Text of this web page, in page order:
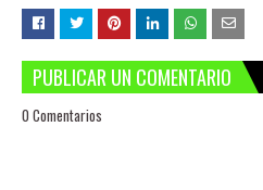
PUBLICAR UN COMENTARIO
0 Comentarios